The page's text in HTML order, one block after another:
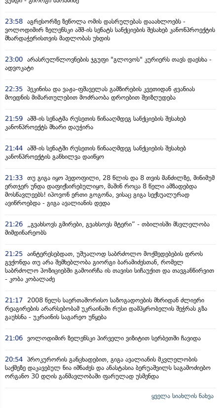
23:58 აგრესორზე ზეწოლა ომის დასრულებას დააახლოებს -
ვოლოდიმირ ზელენსკი აშშ-ის სენატს სანქციების შესახებ კანონპროექტის
მხარდაჭერისთვის მადლობას უხდის
23:00 არასრულწლოვნების ჯგუფი "გლოვოს" კურიერს თავს დაესხა -
ადვოკატი
22:35 პეკინისა და ვაჟა-ფშაველას გამზირების კვეთიდან ჟვანიას
მოედნის მიმართულებით მოძრაობა დროებით შეიზღუდება
21:59 აშშ-ის სენატმა რუსეთის წინააღმდეგ სანქციების შესახებ
კანონპროექტს მხარი დაუჭირა
21:44 აშშ-ის სენატში რუსეთის წინააღმდეგ სანქციების შესახებ
კანონპროექტის განხილვა დაიწყო
21:33 თუ გიგა იყო პედოფილი, 28 წლის და 8 თვის მანძილზე, მინიმუმ
ერთჯერ უნდა დაფიქსირებულიყო, მაშინ როცა 8 წელი ამზადებდა
მოსწავლეებს! იპოვონ ერთი გოგონა, ვისაც გიგა სექსუალურად
ავიწროებდა - გიგა ავალიანის დედა
21:26
„გვახსოვს გმირები, გვახსოვს მტერი” - თბილისში მსვლელობა
მიმდინარეობს
21:25 აინტერესებდათ, უშუალოდ საბრძოლო მოქმედებების დროს
გვქონდა თუ არა შემხებლობა გიორგი ბარამიძესთან, რომელ
საბრძოლო პოზიციებში გამოირჩა ის თავისი სიჩაუქით და თავგანწირვით
- კობა კობალაძე
21:17
2008 წელს საერთაშორისო საზოგადოების მხრიდან ძლიერი
რეაგირების არარსებობამ უკრაინაში რუსი დამპყრობელის შეჭრას გზა
გაუხსნა - უკრაინის საგარეო უწყება
21:06 ვოლოდიმირ ზელენსკი პირველი ვიზიტით სერბეთში ჩავიდა
20:54 პროკურორის განცხადებით, გიგა ავალიანის მკვლელობის
საქმეზე დაკავებულ ნია იმნაძეს და ანასტასია ბერუაშვილს საგამოძიებო
ორგანო 30 დღის განმავლობაში ფარულად უსმენდა
ყველა სიახლის ნახვა